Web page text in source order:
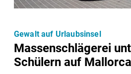
Massenschlägerei
Schülern auf Mallorca
Gewalt auf Urlaubsinsel